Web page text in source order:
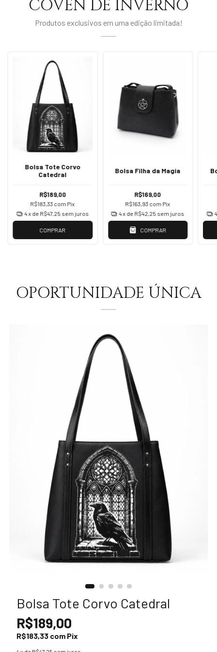
COVEN DE INVERNO
Produtos exclusivos em uma edição limitada!
Bolsa Tote Corvo
Catedral
R$189,00
R$183,33 com Pix
4x de R$47,25 sem juros
COMPRAR
Bolsa Filha da Magia
R$169,00
R$163,93 com Pix
4x de R$42,25 sem juros
COMPRAR
OPORTUNIDADE ÚNICA
Bolsa Tote Corvo Catedral
R$189,00
R$183,33 com Pix